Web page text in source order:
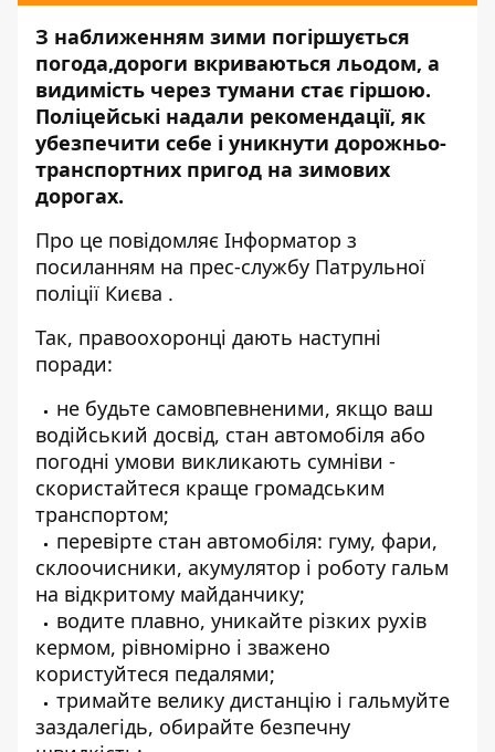
З наближенням зими погіршується
погода,дороги вкриваються льодом, а
видимість через тумани стає гіршою.
Поліцейські надали рекомендації, як
убезпечити себе і уникнути дорожньо-
транспортних пригод на зимових
дорогах.
Про це повідомляє Інформатор з
посиланням на прес-службу Патрульної
поліції Києва .
Так, правоохоронці дають наступні
поради:
не будьте самовпевненими, якщо ваш
водійський досвід, стан автомобіля або
погодні умови викликають сумніви -
скористайтеся краще громадським
транспортом;
перевірте стан автомобіля: гуму, фари,
склоочисники, акумулятор і роботу гальм
на відкритому майданчику;
водите плавно, уникайте різких рухів
кермом, рівномірно і зважено
користуйтеся педалями;
тримайте велику дистанцію і гальмуйте
заздалегідь, обирайте безпечну